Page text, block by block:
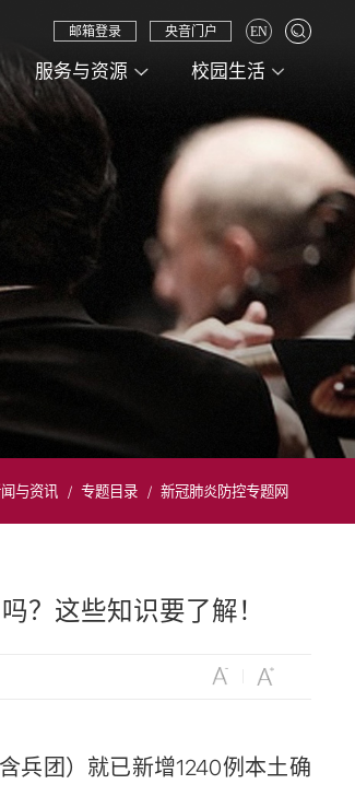
服务与资源 校园生活
邮箱登录 央音门户 EN
与资讯 / 专题目录 / 新冠肺炎防控专题网
？这些知识要了解！
兵团）就已新增1240例本土确